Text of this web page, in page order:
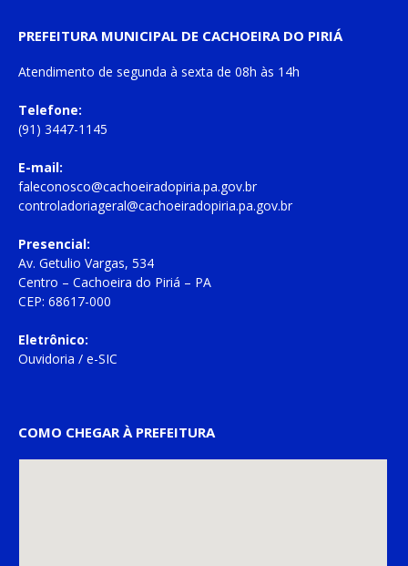
PREFEITURA MUNICIPAL DE CACHOEIRA DO PIRIÁ
Atendimento de segunda à sexta de 08h às 14h
Telefone:
(91) 3447-1145
E-mail:
faleconosco@cachoeiradopiria.pa.gov.br
controladoriageral@cachoeiradopiria.pa.gov.br
Presencial:
Av. Getulio Vargas, 534
Centro – Cachoeira do Piriá – PA
CEP: 68617-000
Eletrônico:
Ouvidoria / e-SIC
COMO CHEGAR À PREFEITURA